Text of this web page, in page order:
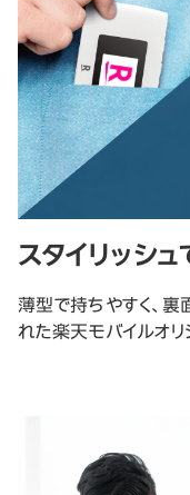
スタイリッシ
薄型で持ちやすく、
れた楽天モバイルオリ